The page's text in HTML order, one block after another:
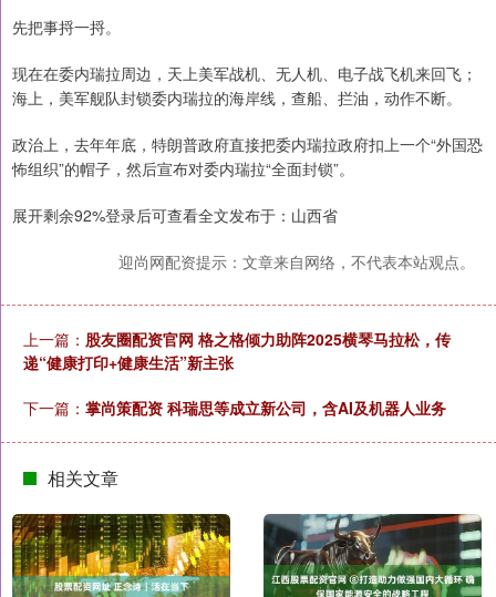
先把事捋一捋。
现在在委内瑞拉周边，天上美军战机、无人机、电子战飞机来回飞；
海上，美军舰队封锁委内瑞拉的海岸线，查船、拦油，动作不断。
政治上，去年年底，特朗普政府直接把委内瑞拉政府扣上一个“外国恐
怖组织”的帽子，然后宣布对委内瑞拉“全面封锁”。
展开剩余92%登录后可查看全文发布于：山西省
迎尚网配资提示：文章来自网络，不代表本站观点。
上一篇： 股友圈配资官网 格之格倾力助阵2025横琴马拉松，传
递“健康打印+健康生活”新主张
下一篇： 掌尚策配资 科瑞思等成立新公司，含AI及机器人业务
相关文章